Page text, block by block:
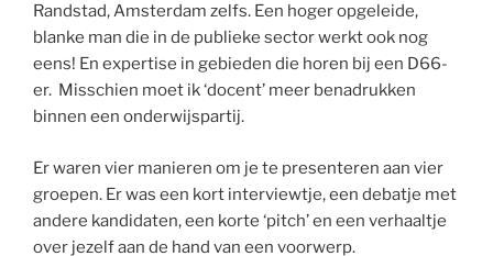
Randstad, Amsterdam zelfs. Een hoger opgeleide,
blanke man die in de publieke sector werkt ook nog
eens! En expertise in gebieden die horen bij een D66-
er. Misschien moet ik ‘docent’ meer benadrukken
binnen een onderwijspartij.
Er waren vier manieren om je te presenteren aan vier
groepen. Er was een kort interviewtje, een debatje met
andere kandidaten, een korte ‘pitch’ en een verhaaltje
over jezelf aan de hand van een voorwerp.